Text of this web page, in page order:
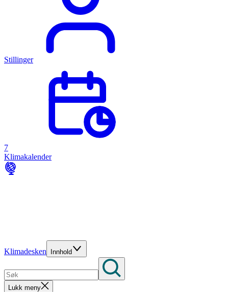
Stillinger
7
Klimakalender
Klimadesken Innhold
Lukk meny